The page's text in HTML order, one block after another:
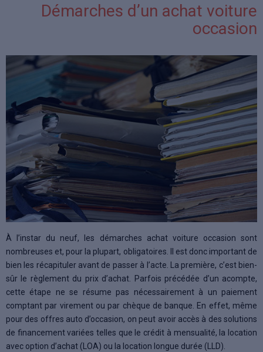
Démarches d’un achat voiture
occasion
À l’instar du neuf, les démarches achat voiture occasion sont
nombreuses et, pour la plupart, obligatoires. Il est donc important de
bien les récapituler avant de passer à l’acte. La première, c’est bien-
sûr le règlement du prix d’achat. Parfois précédée d’un acompte,
cette étape ne se résume pas nécessairement à un paiement
comptant par virement ou par chèque de banque. En effet, même
pour des offres auto d’occasion, on peut avoir accès à des solutions
de financement variées telles que le crédit à mensualité, la location
avec option d’achat (LOA) ou la location longue durée (LLD).